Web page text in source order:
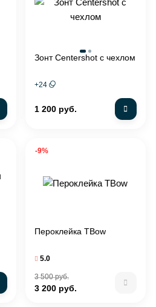
Зонт Centershot с чехлом
+24
1 200 руб.
-9%
Пероклейка TBow
5.0
3 500 руб.
3 200 руб.